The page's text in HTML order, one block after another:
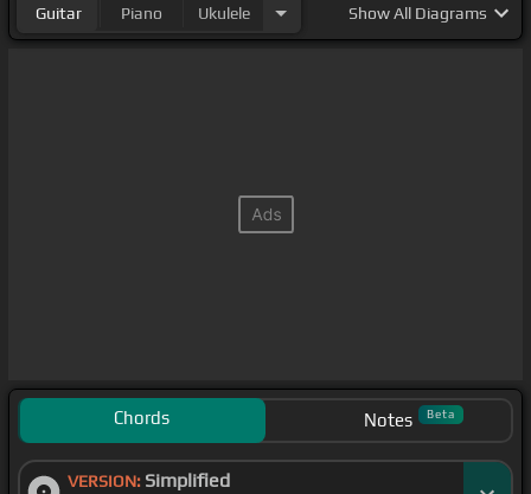
Guitar Piano Ukulele ShowAll Diagrams
Chords Notes Beta
VERSION: Simplified